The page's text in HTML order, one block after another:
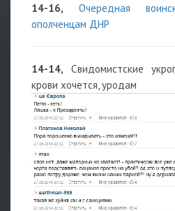
14-16,
Очередная
ополченцам ДНР
14-14, Свидомистские
крови хочется, уродам